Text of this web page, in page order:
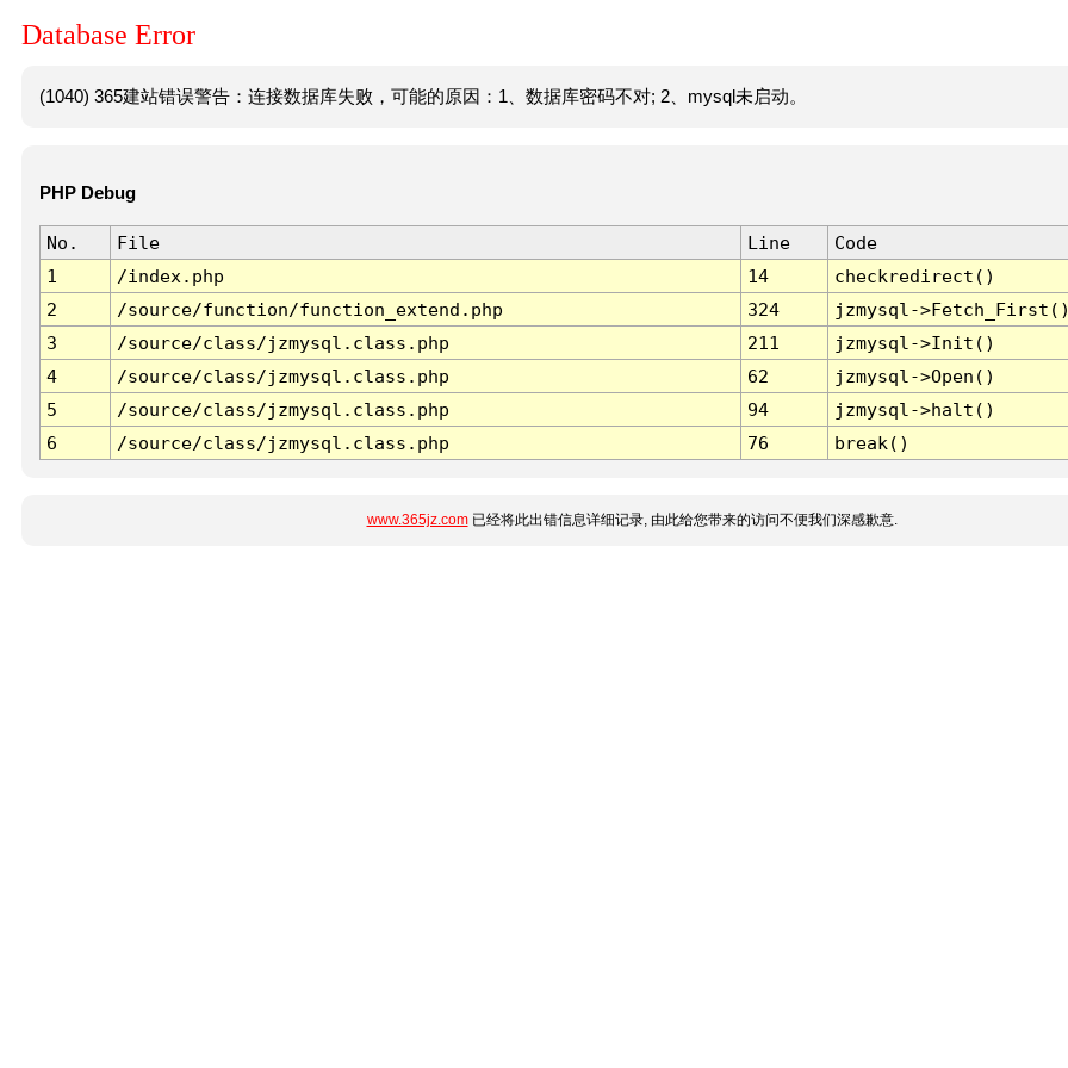
Database Error
(1040) 365建站错误警告：连接数据库失败，可能的原因：1、数据库密码不对; 2、mysql未启动。
PHP Debug
No. File Line
Code
1
/index.php 14
checkredirect()
2
/source/function/function_extend.php 324
jzmysql-
3
/source/class/jzmysql.class.php 211
jzmysql->Init()
4
/source/class/jzmysql.class.php 62
jzmysql->Open()
5
/source/class/jzmysql.class.php 94
jzmysql->halt()
6
/source/class/jzmysql.class.php 76 break()
www.365jz.com已经将此出错信息详细记录, 由此给您带来的访问不便我们深感歉意.